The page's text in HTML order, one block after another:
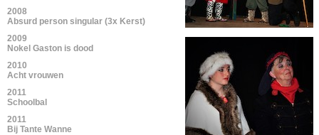
2008
Absurd person singular (3x Kerst)
2009
Nokel Gaston is dood
2010
Acht vrouwen
2011
Schoolbal
2011
Bij Tante Wanne